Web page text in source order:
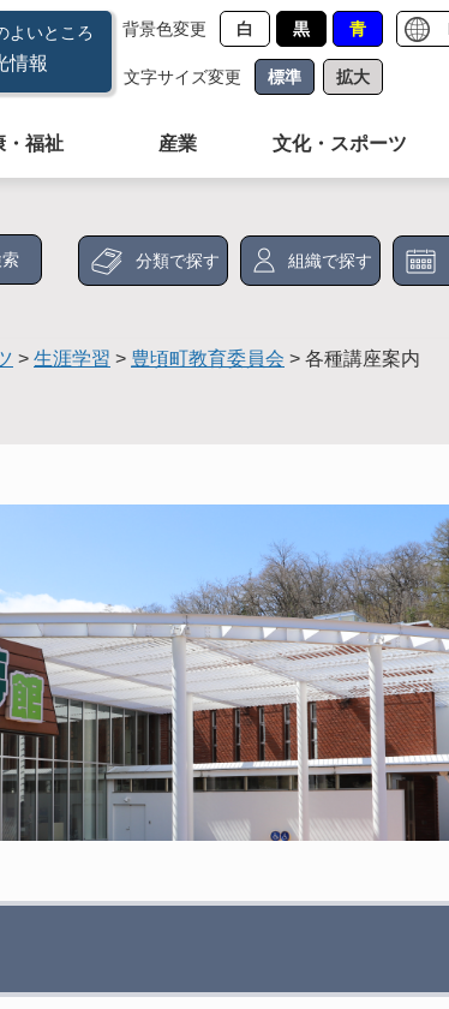
よいところ
情報
背景色変更 白 黒 青
文字サイズ変更 標準 拡大
・福祉 産業 文化・スポーツ
分類で探す 組織で探す
> 生涯学習 > 豊頃町教育委員会 > 各種講座案内